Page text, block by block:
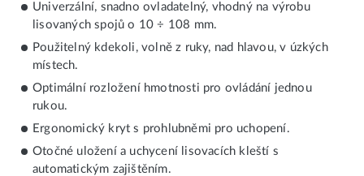
Univerzální, snadno ovladatelný, vhodný na výrobu
lisovaných spojů o 10 ÷ 108 mm.
Použitelný kdekoli, volně z ruky, nad hlavou, v úzkých
místech.
Optimální rozložení hmotnosti pro ovládání jednou
rukou.
Ergonomický kryt s prohlubněmi pro uchopení.
Otočné uložení a uchycení lisovacích kleští s
automatickým zajištěním.